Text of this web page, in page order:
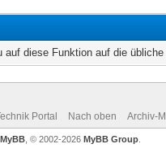
auf diese Funktion auf die
Portal Nach oben Archiv-
MyBB , © 2002-2026 MyBB Group